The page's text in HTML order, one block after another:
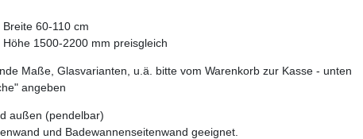
Breite 60-110 cm
Höhe 1500-2200 mm preisgleich
Maße, Glasvarianten, u.ä. bitte vom Warenkorb zur Kasse - unten
angeben
außen (pendelbar)
und Badewannenseitenwand geeignet.